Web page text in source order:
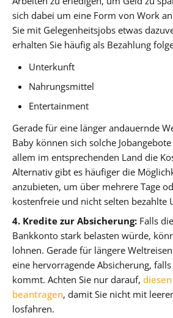
sich dabei um eine Form von Work
Sie mit Gelegenheitsjobs etwas
erhalten Sie häufig als Bezahlung
Unterkunft
Nahrungsmittel
Entertainment
Gerade für eine länger andauernde
Baby können sich solche
allem im entsprechenden Land die
Alternativ gibt es häufiger die
anzubieten, um über mehrere Tage
kostenfreie und nicht selten bezahlte
4. Kredite zur Absicherung: Falls
Bankkonto stark belasten würde,
lohnen. Gerade für längere
eine hervorragende Absicherung,
kommt. Achten Sie nur darauf,
beantragen, damit Sie nicht mit
losfahren.